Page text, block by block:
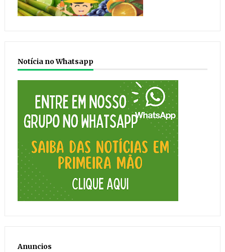
Notícia no Whatsapp
Anuncios